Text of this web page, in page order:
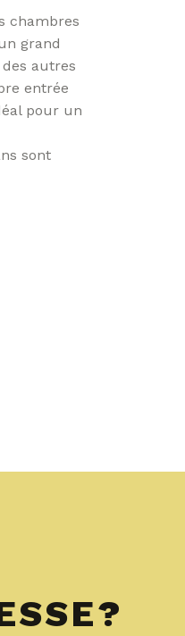
chambres
grand
autres
entrée
pour un
sont